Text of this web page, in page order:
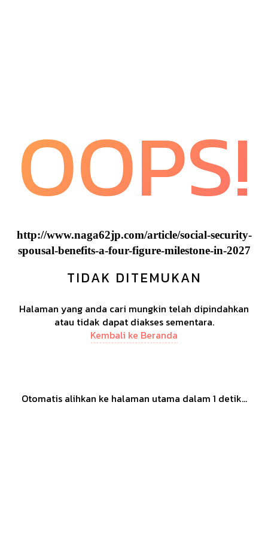
OOPS!
http://www.naga62jp.com/article/social-security-
spousal-benefits-a-four-figure-milestone-in-2027
TIDAK DITEMUKAN
Halaman yang anda cari mungkin telah dipindahkan
atau tidak dapat diakses sementara.
Kembali ke Beranda
Otomatis alihkan ke halaman utama dalam 1 detik...